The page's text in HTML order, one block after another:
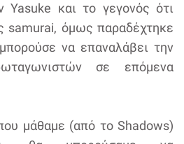
Yasuke και το γεγονός ότι
samurai, όμως παραδέχτηκε
να επαναλάβει την
σε επόμενα
μάθαμε (από το Shadows)